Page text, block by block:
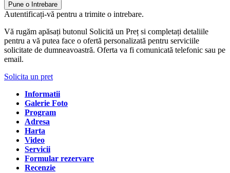
Pune o Intrebare
Autentificați-vă pentru a trimite o intrebare.
Vă rugăm apăsați butonul Solicită un Preț si completați detaliile
pentru a vă putea face o ofertă personalizată pentru serviciile
solicitate de dumneavoastră. Oferta va fi comunicată telefonic sau pe
email.
Solicita un pret
Informatii
Galerie Foto
Program
Adresa
Harta
Video
Servicii
Formular rezervare
Recenzie